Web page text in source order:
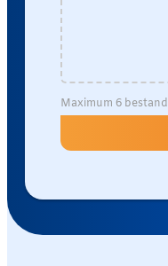
Maximum 6